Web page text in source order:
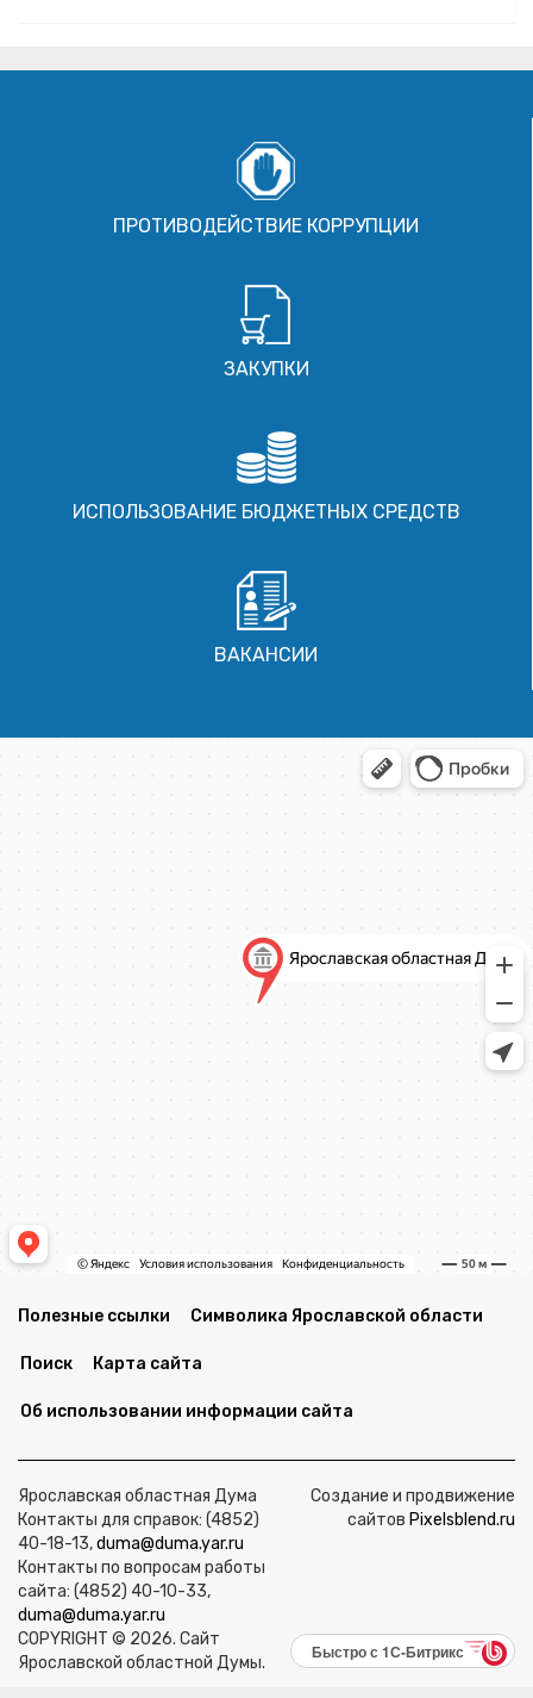
ПРОТИВОДЕЙСТВИЕ КОРРУПЦИИ
ЗАКУПКИ
ИСПОЛЬЗОВАНИЕ БЮДЖЕТНЫХ СРЕДСТВ
ВАКАНСИИ
Полезные ссылки Символика Ярославской области
Поиск Карта сайта
Об использовании информации сайта
Ярославская областная Дума
Контакты для справок: (4852)
40-18-13,duma@duma.yar.ru
Контакты по вопросам работы
сайта: (4852) 40-10-33,
duma@duma.yar.ru
COPYRIGHT © 2026. Сайт
Ярославской областной Думы.
Создание и продвижение
сайтов Pixelsblend.ru
Быстро с 1С-Битрикс